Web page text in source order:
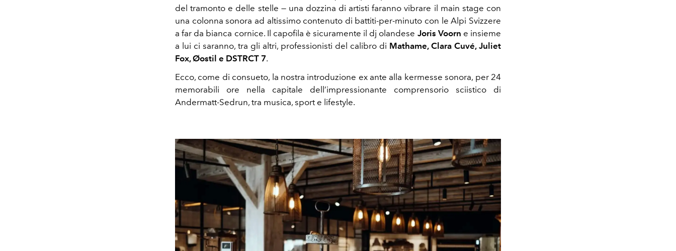
del tramonto e delle stelle — una dozzina di artisti faranno vibrare il main stage con
una colonna sonora ad altissimo contenuto di battiti-per-minuto con le Alpi Svizzere
a far da bianca cornice. Il capofila è sicuramente il dj olandese Joris Voorn e insieme
a lui ci saranno, tra gli altri, professionisti del calibro di Mathame, Clara Cuvé, Juliet
Fox, Øostil e DSTRCT 7.
Ecco, come di consueto, la nostra introduzione ex ante alla kermesse sonora, per 24
memorabili ore nella capitale dell’impressionante comprensorio sciistico di
Andermatt-Sedrun, tra musica, sport e lifestyle.